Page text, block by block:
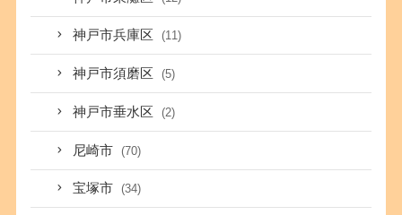
神戸市兵庫区 (11)
神戸市須磨区 (5)
神戸市垂水区 (2)
尼崎市 (70)
宝塚市 (34)